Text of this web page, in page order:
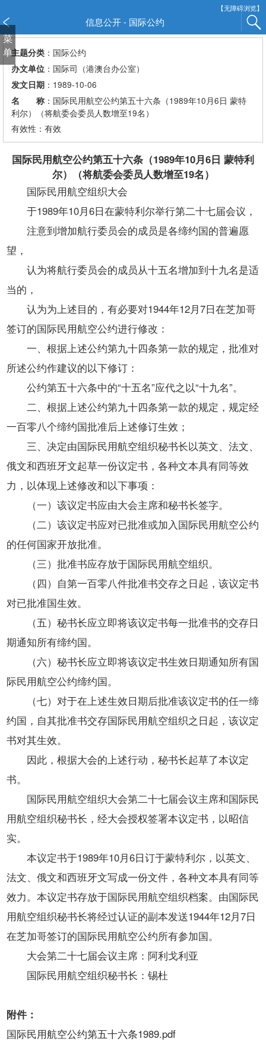
【无障碍浏览】
信息公开 - 国际公约
菜
单主题分类：国际公约
办文单位：国际司（港澳台办公室）
发文日期：1989-10-06
名 称：国际民用航空公约第五十六条（1989年10月6日 蒙特
利尔）（将航委会委员人数增至19名）
有效性：有效
国际民用航空公约第五十六条（1989年10月6日 蒙特利
尔）（将航委会委员人数增至19名）
国际民用航空组织大会
于1989年10月6日在蒙特利尔举行第二十七届会议，
注意到增加航行委员会的成员是各缔约国的普遍愿
望，
认为将航行委员会的成员从十五名增加到十九名是适
当的，
认为为上述目的，有必要对1944年12月7日在芝加哥
签订的国际民用航空公约进行修改：
一、根据上述公约第九十四条第一款的规定，批准对
所述公约作建议的以下修订：
公约第五十六条中的“十五名”应代之以“十九名”。
二、根据上述公约第九十四条第一款的规定，规定经
一百零八个缔约国批准后上述修订生效；
三、决定由国际民用航空组织秘书长以英文、法文、
俄文和西班牙文起草一份议定书，各种文本具有同等效
力，以体现上述修改和以下事项：
（一）该议定书应由大会主席和秘书长签字。
（二）该议定书应对已批准或加入国际民用航空公约
的任何国家开放批准。
（三）批准书应存放于国际民用航空组织。
（四）自第一百零八件批准书交存之日起，该议定书
对已批准国生效。
（五）秘书长应立即将该议定书每一批准书的交存日
期通知所有缔约国。
（六）秘书长应立即将该议定书生效日期通知所有国
际民用航空公约缔约国。
（七）对于在上述生效日期后批准该议定书的任一缔
约国，自其批准书交存国际民用航空组织之日起，该议定
书对其生效。
因此，根据大会的上述行动，秘书长起草了本议定
书。
国际民用航空组织大会第二十七届会议主席和国际民
用航空组织秘书长，经大会授权签署本议定书，以昭信
实。
本议定书于1989年10月6日订于蒙特利尔，以英文、
法文、俄文和西班牙文写成一份文件，各种文本具有同等
效力。本议定书存放于国际民用航空组织档案。由国际民
用航空组织秘书长将经过认证的副本发送1944年12月7日
在芝加哥签订的国际民用航空公约所有参加国。
大会第二十七届会议主席：阿利戈利亚
国际民用航空组织秘书长：锡杜
附件：
国际民用航空公约第五十六条1989.pdf
窗
口
打
开
页
打
盲